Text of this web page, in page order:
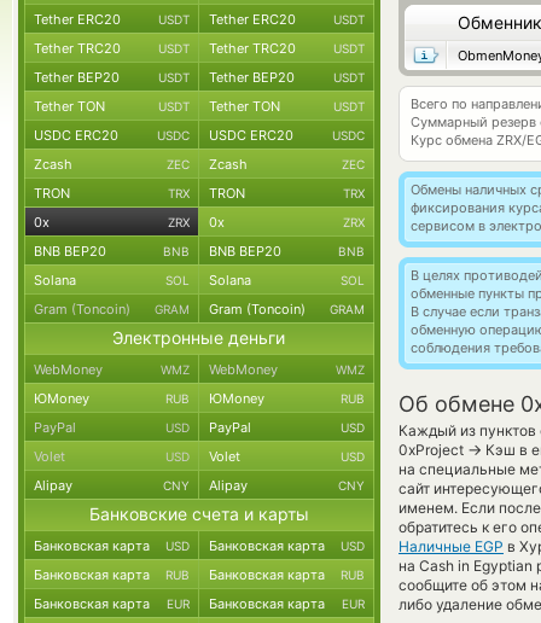
Обменник
Всего по
Суммарный резерв
Курс обмена ZRX/
Обмены наличных
фиксирования
сервисом в
В целях
обменные пункты
В случае если
обменную
соблюдения
Об обмене
Каждый из пунктов
0xProject → Кэш в
на специальные
сайт
именем. Если
обратитесь к его
Наличные EGP в
на Cash in Egyptian
сообщите об этом
либо удаление
Tether ERC20 USDT Tether ERC20 USDT
Tether TRC20 USDT Tether TRC20 USDT
Tether BEP20 USDT Tether BEP20 USDT
Tether TON USDT Tether TON USDT
USDC ERC20 USDC USDC ERC20 USDC
Zcash ZEC Zcash ZEC
TRON TRX TRON TRX
0x ZRX 0x ZRX
BNB BEP20 BNB BNB BEP20 BNB
Solana SOL Solana SOL
Gram (Toncoin) GRAM Gram (Toncoin) GRAM
Электронные деньги
WebMoney WMZ WebMoney WMZ
ЮMoney RUB ЮMoney RUB
PayPal USD PayPal USD
Volet USD Volet USD
Alipay CNY Alipay CNY
Банковские счета и карты
Банковская карта USD Банковская карта USD
Банковская карта RUB Банковская карта RUB
Банковская карта EUR Банковская карта EUR